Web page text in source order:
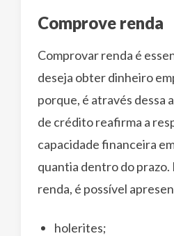
Comprove renda
Comprovar renda é
deseja obter dinheiro
porque, é através dessa
de crédito reafirma a
capacidade financeira
quantia dentro do prazo.
renda, é possível
holerites;